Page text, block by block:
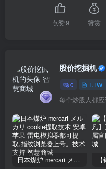
点赞9 赞赏
股价挖掘机
0 1.1W+
日本煤炉 mercari メルカリ cookie提取技术 安卓 苹果 雷电模拟器都可提取,指纹浏览器上号。技术支持